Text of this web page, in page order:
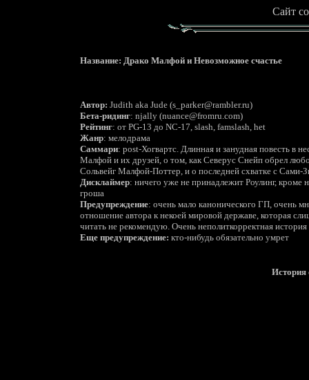
Название: Драко Малфой и Невозможное счастье
Автор: Judith aka Jude (s_parker@rambler.ru)
Бета-ридинг: njally (nuance@fromru.com)
Рейтинг: от PG-13 до NC-17, slash, famslash, het
Жанр: мелодрама
Саммари: post-Хогвартс. Длинная и занудная повесть в
Малфой и их друзей, о том, как Северус Снейп обрел
Сольвейг Малфой-Поттер, и о последней схватке с Сами-
Дисклаймер: ничего уже не принадлежит Роулинг, кроме
гроша
Предупреждение: очень мало канонического ГП, очень
отношение автора к некоей мировой державе, которая
читать не рекомендую. Очень неполиткорректная история
Еще предупреждение: кто-нибудь обязательно умрет
История
Сайт